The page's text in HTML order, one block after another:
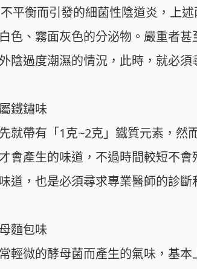
平衡而引發的細菌性陰道炎，上
色、霧面灰色的分泌物。嚴重者
陰過度潮濕的情況，此時，就必
鐵鏽味
就帶有「1克~2克」鐵質元素，
會產生的味道，不過時間較短不
道，也是必須尋求專業醫師的診斷
麵包味
輕微的酵母菌而產生的氣味，基